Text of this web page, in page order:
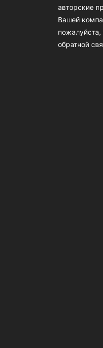
авторские
Вашей
обратной